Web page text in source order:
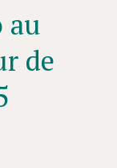
au
de